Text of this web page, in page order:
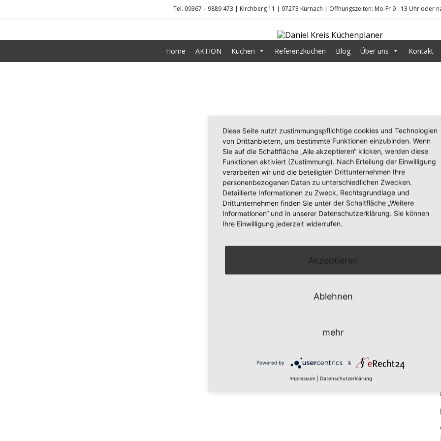
DANIEL
Home AKTION Küchen Referenzküchen Blog Über uns Kontakt
kreis-icon-512×512
Tel. 09367 – 9889 473 | Kirchberg 11 | 97273 Kürnach | Öffnungszeiten: Mo-Fr 9 - 13 Uhr oder
Diese Seite nutzt zustimmungspflichtige cookies und Technologien
von Drittanbietern, um bestimmte Funktionen einzubinden. Wenn
Sie auf die Schaltfläche „Alle akzeptieren“ klicken, werden diese
Funktionen aktiviert (Zustimmung). Nach Erteilung der Einwilligung
verarbeiten wir und die beteiligten Drittunternehmen Ihre
personenbezogenen Daten zu unterschiedlichen Zwecken.
Detaillierte Informationen zu Zweck, Rechtsgrundlage und
Drittunternehmen finden Sie unter der Schaltfläche „Weitere
Informationen“ und in unserer Datenschutzerklärung. Sie können
Ihre Einwilligung jederzeit widerrufen.
Akzeptieren
Ablehnen
mehr
Powered by &
Impressum Datenschutzerklärung